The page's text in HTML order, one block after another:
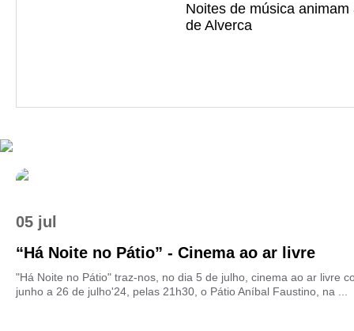
Noites de música animam
de Alverca
05 jul
“Há Noite no Pátio” - Cinema ao ar livre
"Há Noite no Pátio" traz-nos, no dia 5 de julho, cinema ao ar livre
junho a 26 de julho'24, pelas 21h30, o Pátio Aníbal Faustino, na ...